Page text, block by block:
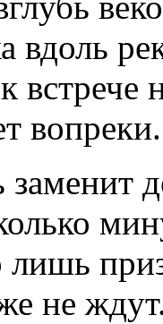
вдоль
встрече
вопреки.
заменит
не